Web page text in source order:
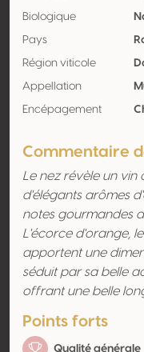
Biologique
Pays
Région viticole
Appellation
Encépagement
Commentaire
Le nez révèle un
d'élégants arômes
notes gourmandes
L'écorce d'orange,
apportent une
séduit par sa belle
offrant une belle
Points forts
Qualité générale